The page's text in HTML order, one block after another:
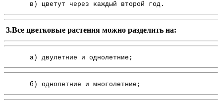
в) цветут через каждый второй год.
3.Все цветковые растения можно разделить на:
а) двулетние и однолетние;
б) однолетние и многолетние;